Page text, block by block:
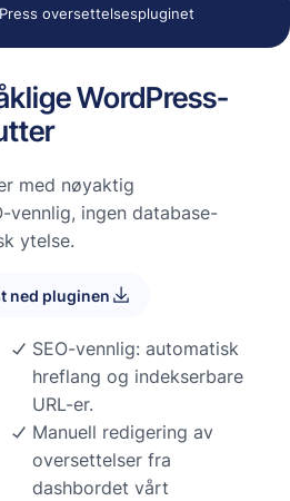
oversettelsespluginet
WordPress-
med nøyaktig
vennlig, ingen database-
ytelse.
ned pluginen
SEO-vennlig: automatisk
hreflang og indekserbare
URL-er.
Manuell redigering av
oversettelser fra
dashbordet vårt